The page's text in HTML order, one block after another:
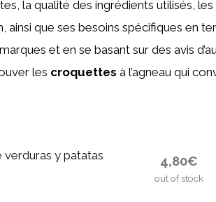
la qualité des ingrédients utilisés,
ainsi que ses besoins spécifiques en
et en se basant sur des avis
les croquettes à l’agneau qui
y patatas
4,80€
out of stock